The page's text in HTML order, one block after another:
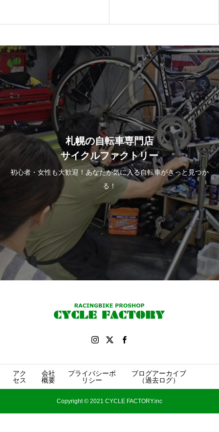
札幌の自転車専門店
サイクルファクトリー
初心者・女性も大歓迎！あなたが気に入る自転車がきっと見つか
る！
アク
セス
会社
概要
プライバシーポ
リシー
ブログアーカイブ
（過去ログ）
Copyright © 2021 CYCLE FACTORY.inc